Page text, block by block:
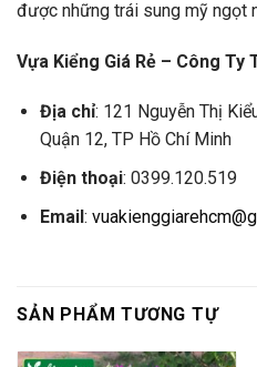
được những trái sung mỹ ngọt
Vựa Kiểng Giá Rẻ – Công Ty
Địa chỉ: 121 Nguyễn Thị
Quận 12, TP Hồ Chí Minh
Điện thoại: 0399.120.519
Email:
SẢN PHẨM TƯƠNG TỰ